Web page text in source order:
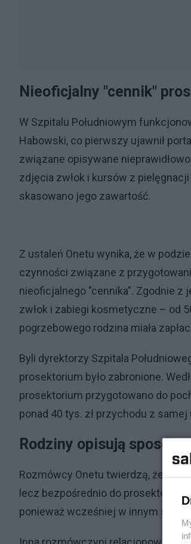
Nieoficjalny "cennik"
W Szpitalu Południowym
Habowski, co pierwszy ujawnił
związane opisywane
zdjęcia zwłok i kursów z
skasowano jego zawartość.
Z ustaleń Onetu wynika, że w
czynności związane z
nieoficjalnego "cennika". Zgodnie z
zwłok i zabiegi kosmetyczne – od
pogrzebowego rodzina miała
Byli dyrektorzy Szpitala
prosektorium było zabronione.
prosektorium przygotowano do
ponad 40 tys. zł przychodu z samej
Rodziny opisują sposób
Rozmówcy Onetu twierdzą, że
lecz bezpośrednio do
ponieważ wcześniej w innym